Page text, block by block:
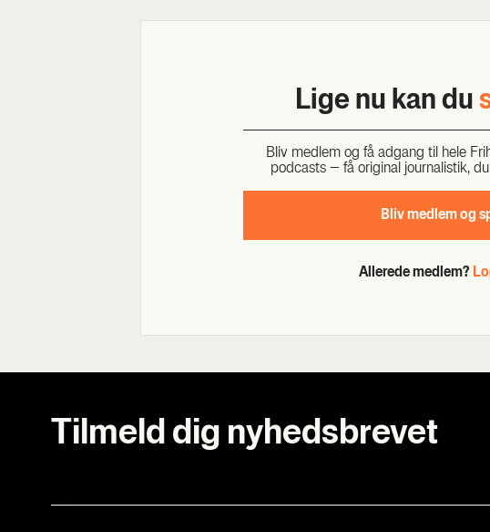
Lige nu kan du
Bliv med­lem og få adgang til hele
podcasts – få ori­gi­nal jour­na­li­stik,
Bliv med­lem og
Allerede medlem?
Tilmeld dig nyhedsbrevet